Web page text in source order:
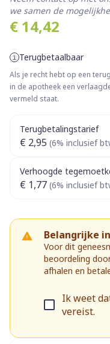
€ 14,42
Terugbetaalbaar
Als je recht hebt op een
in de apotheek een
vermeld staat.
Terugbetalingstarief
€ 2,95 (6% inclusief
Verhoogde
€ 1,77 (6% inclusief
Belangrijke
Voor dit
beoordeling
afhalen en
Ik weet
vereist.
we samen de